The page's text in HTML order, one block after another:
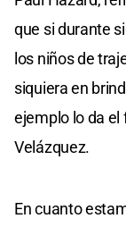
que si durante
los niños de
siquiera en
ejemplo lo da el
Velázquez.
En cuanto